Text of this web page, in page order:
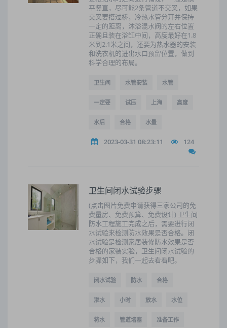
平竖直，尽可能2条管道不交叉，如果
交叉要搭过桥，冷热水管分开并保持
一定的距离，沐浴混水阀的左右位置
正确且装在浴缸中间，高度最好在1.8
米到2.1米之间，还要为热水器的安装
和洗衣机的进出水口预留位置，做到
科学合理的布局。
卫生间 水管安装 水管
一定要 试压 上海 高度
水后 合格 水量
2023-03-31 08:23:11 124
卫生间闭水试验步骤
(点击图片免费申请获得三家公司的免
费量房、免费预算、免费设计) 卫生间
防水工程施工完成之后，需要进行闭
水试验来检测防水效果是否合格。闭
水试验是检测家居装修防水效果是否
合格的家装实验，卫生间闭水试验的
步骤如下，我们一起去看看吧。
闭水试验 防水 合格
渗水 小时 放水 水位
将水 管道堵塞 准备工作